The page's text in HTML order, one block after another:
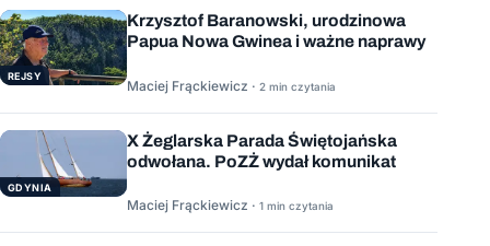
REJSY
Krzysztof Baranowski, urodzinowa
Papua Nowa Gwinea i ważne naprawy
Maciej Frąckiewicz · 2 min czytania
GDYNIA
X Żeglarska Parada Świętojańska
odwołana. PoZŻ wydał komunikat
Maciej Frąckiewicz · 1 min czytania